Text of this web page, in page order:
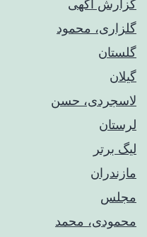
گزارش آگهی
گلزاری، محمود
گلستان
گیلان
لاسجردی، حسن
لرستان
لیگ برتر
مازندران
مجلس
محمودی، محمد